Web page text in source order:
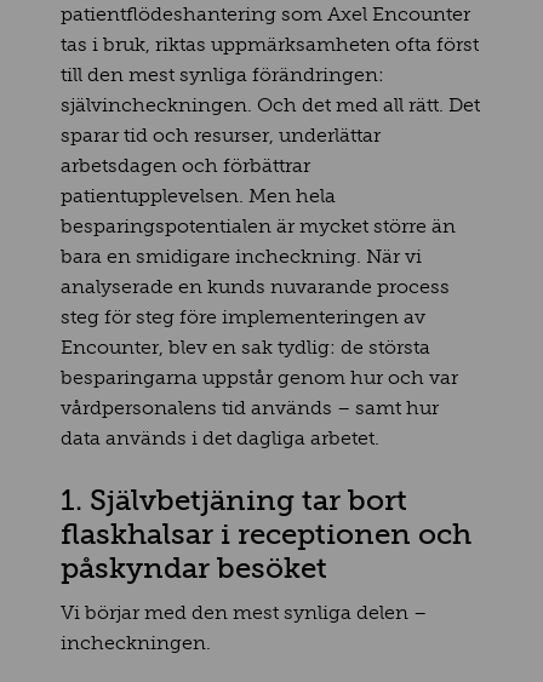
patientflödeshantering som Axel Encounter
tas i bruk, riktas uppmärksamheten ofta först
till den mest synliga förändringen:
självincheckningen. Och det med all rätt. Det
sparar tid och resurser, underlättar
arbetsdagen och förbättrar
patientupplevelsen. Men hela
besparingspotentialen är mycket större än
bara en smidigare incheckning. När vi
analyserade en kunds nuvarande process
steg för steg före implementeringen av
Encounter, blev en sak tydlig: de största
besparingarna uppstår genom hur och var
vårdpersonalens tid används – samt hur
data används i det dagliga arbetet.
1. Självbetjäning tar bort
flaskhalsar i receptionen och
påskyndar besöket
Vi börjar med den mest synliga delen –
incheckningen.